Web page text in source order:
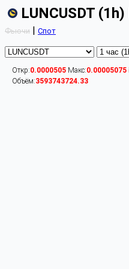
LUNCUSDT
Фьючи | Спот
Откр:0.0000505 Макс:0.00005075
Объём:3593743724.33